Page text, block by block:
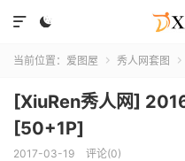


当前位置： 爱图屋  秀人网套图 
[XiuRen秀人网]
[50+1P]
2017-03-19 评论(0)